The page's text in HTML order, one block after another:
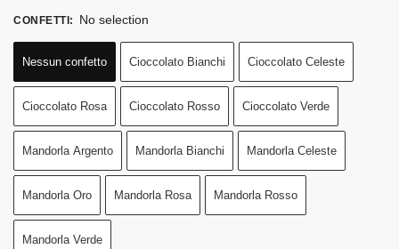
CONFETTI: No selection
Nessun confetto Cioccolato Bianchi Cioccolato Celeste
Cioccolato Rosa Cioccolato Rosso Cioccolato Verde
Mandorla Argento Mandorla Bianchi Mandorla Celeste
Mandorla Oro Mandorla Rosa Mandorla Rosso
Mandorla Verde